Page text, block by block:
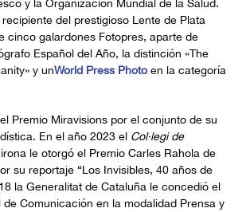
y la Organización Mundial de la Salud.
del prestigioso Lente de Plata
cinco galardones Fotopres, aparte de
Español del Año, la distinción «The
y unWorld Press Photo en la categoría
Premio Miravisions por el conjunto de su
En el año 2023 el Col·legi de
le otorgó el Premio Carles Rahola de
su reportaje “Los Invisibles, 40 años de
la Generalitat de Cataluña le concedió el
de Comunicación en la modalidad Prensa y